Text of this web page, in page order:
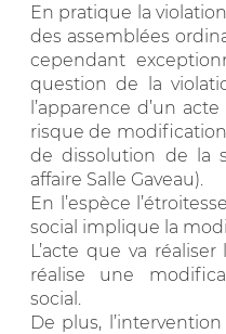
En pratique la
des assemblées
cependant
question de la
l’apparence d’un
risque de
de dissolution de la
affaire Salle Gaveau).
En l’espèce
social implique la
L’acte que va
réalise une
social.
De plus,